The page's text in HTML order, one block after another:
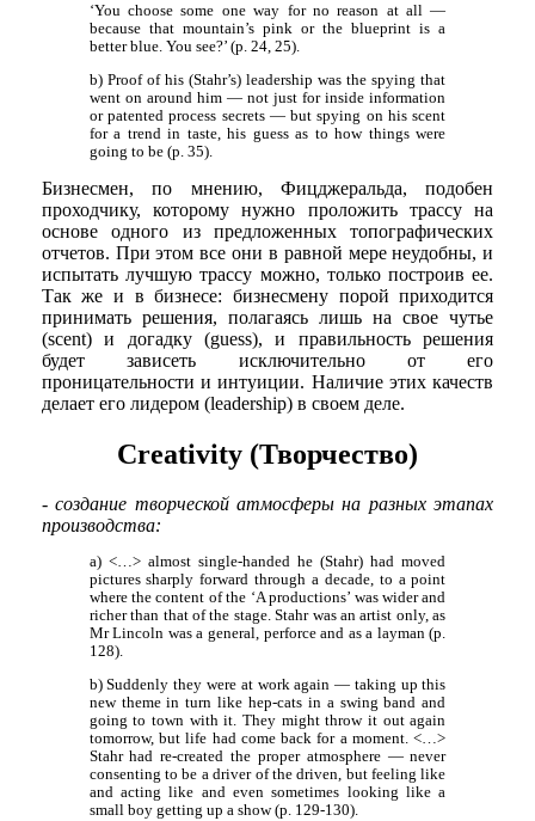
‘You choose some one way for no reason at all —
because that mountain’s pink or the blueprint is a
better blue. You see?’ (p. 24, 25).
b) Proof of his (Stahr’s) leadership was the spying that
went on around him — not just for inside information
or patented process secrets — but spying on his scent
for a trend in taste, his guess as to how things were
going to be (p. 35).
Бизнесмен, по мнению, Фицджеральда, подобен
проходчику, которому нужно проложить трассу на
основе одного из предложенных топографических
отчетов. При этом все они в равной мере неудобны, и
испытать лучшую трассу можно, только построив ее.
Так же и в бизнесе: бизнесмену порой приходится
принимать решения, полагаясь лишь на свое чутье
(scent) и догадку (guess), и правильность решения
будет зависеть исключительно от его
проницательности и интуиции. Наличие этих качеств
делает его лидером (leadership) в своем деле.
Creativity (Творчество)
- создание творческой атмосферы на разных этапах
производства:
a) <…> almost single-handed he (Stahr) had moved
pictures sharply forward through a decade, to a point
where the content of the ‘A productions’ was wider and
richer than that of the stage. Stahr was an artist only, as
Mr Lincoln was a general, perforce and as a layman (p.
128).
b) Suddenly they were at work again — taking up this
new theme in turn like hep-cats in a swing band and
going to town with it. They might throw it out again
tomorrow, but life had come back for a moment. <…>
Stahr had re-created the proper atmosphere — never
consenting to be a driver of the driven, but feeling like
and acting like and even sometimes looking like a
small boy getting up a show (p. 129-130).